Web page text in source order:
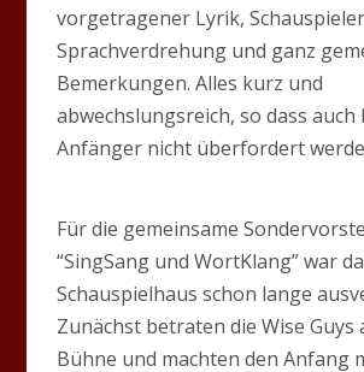
vorgetragener Lyrik,
Sprachverdrehung und ganz
Bemerkungen. Alles kurz und
abwechslungsreich, so dass
Anfänger nicht überfordert
Für die gemeinsame
“SingSang und WortKlang” war
Schauspielhaus schon lange
Zunächst betraten die Wise Guys
Bühne und machten den Anfang